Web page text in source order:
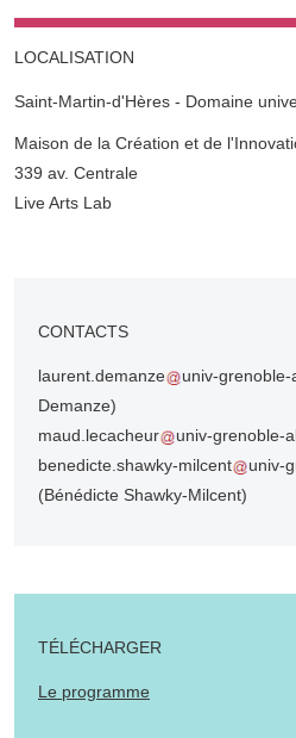
LOCALISATION
Saint-Martin-d'Hères - Domaine
Complément lieu
Maison de la Création et de
339 av. Centrale
Live Arts Lab
CONTACTS
laurent.demanze univ-grenoble-
Demanze)
maud.lecacheur
univ-grenoble-
benedicte.shawky-milcent
univ-
(Bénédicte Shawky-Milcent)
TÉLÉCHARGER
Le programme